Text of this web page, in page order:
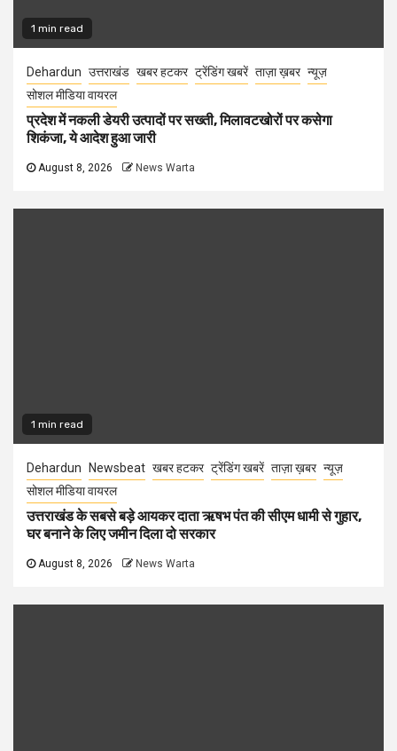
1 min read
Dehardun उत्तराखंड खबर हटकर ट्रेंडिंग खबरें ताज़ा ख़बर न्यूज़
सोशल मीडिया वायरल
प्रदेश में नकली डेयरी उत्पादों पर सख्ती, मिलावटखोरों पर कसेगा
शिकंजा, ये आदेश हुआ जारी
August 8, 2026 News Warta
1 min read
Dehardun Newsbeat खबर हटकर ट्रेंडिंग खबरें ताज़ा ख़बर न्यूज़
सोशल मीडिया वायरल
उत्तराखंड के सबसे बड़े आयकर दाता ऋषभ पंत की सीएम धामी से गुहार,
घर बनाने के लिए जमीन दिला दो सरकार
August 8, 2026 News Warta